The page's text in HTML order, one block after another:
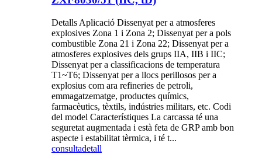
Detalls Aplicació Dissenyat per a atmosferes
explosives Zona 1 i Zona 2; Dissenyat per a pols
combustible Zona 21 i Zona 22; Dissenyat per a
atmosferes explosives dels grups IIA, IIB i IIC;
Dissenyat per a classificacions de temperatura
T1~T6; Dissenyat per a llocs perillosos per a
explosius com ara refineries de petroli,
emmagatzematge, productes químics,
farmacèutics, tèxtils, indústries militars, etc. Codi
del model Característiques La carcassa té una
seguretat augmentada i està feta de GRP amb bon
aspecte i estabilitat tèrmica, i té t...
consultadetall